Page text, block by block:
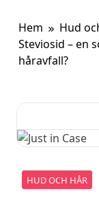
Hem
Hud
Steviosid – en
håravfall?
HUD OCH HÅR